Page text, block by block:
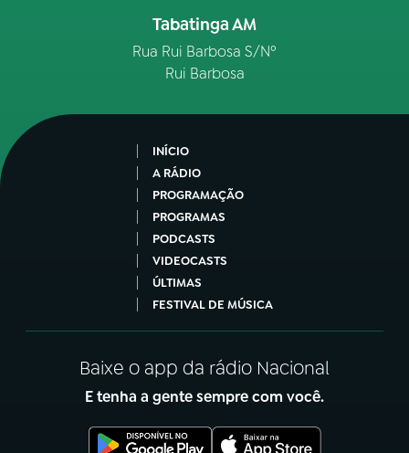
Tabatinga AM
Rua Rui Barbosa S/Nº
Rui Barbosa
INÍCIO
A RÁDIO
PROGRAMAÇÃO
PROGRAMAS
PODCASTS
VIDEOCASTS
ÚLTIMAS
FESTIVAL DE MÚSICA
Baixe o app da rádio Nacional
E tenha a gente sempre com você.